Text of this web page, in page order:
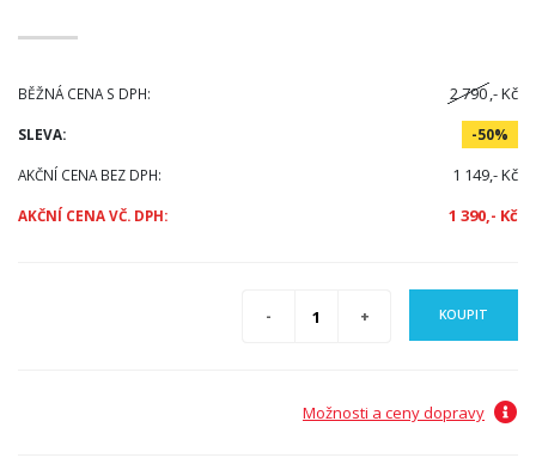
BĚŽNÁ CENA S DPH: 2 790,- Kč
SLEVA: -50%
AKČNÍ CENA BEZ DPH: 1 149,- Kč
AKČNÍ CENA VČ. DPH: 1 390,- Kč
KOUPIT
Možnosti a ceny dopravy